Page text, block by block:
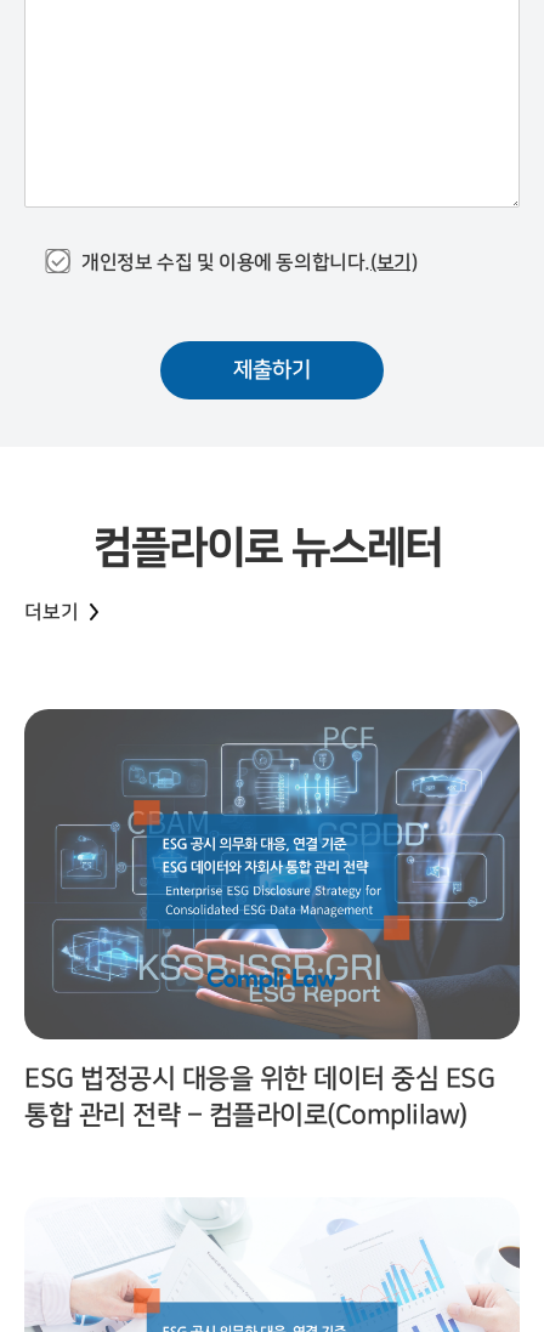
개인정보 수집 및 이용에 동의합니다.(보기)
컴플라이로 뉴스레터
더보기
ESG 법정공시 대응을 위한 데이터 중심 ESG
통합 관리 전략 – 컴플라이로(Complilaw)